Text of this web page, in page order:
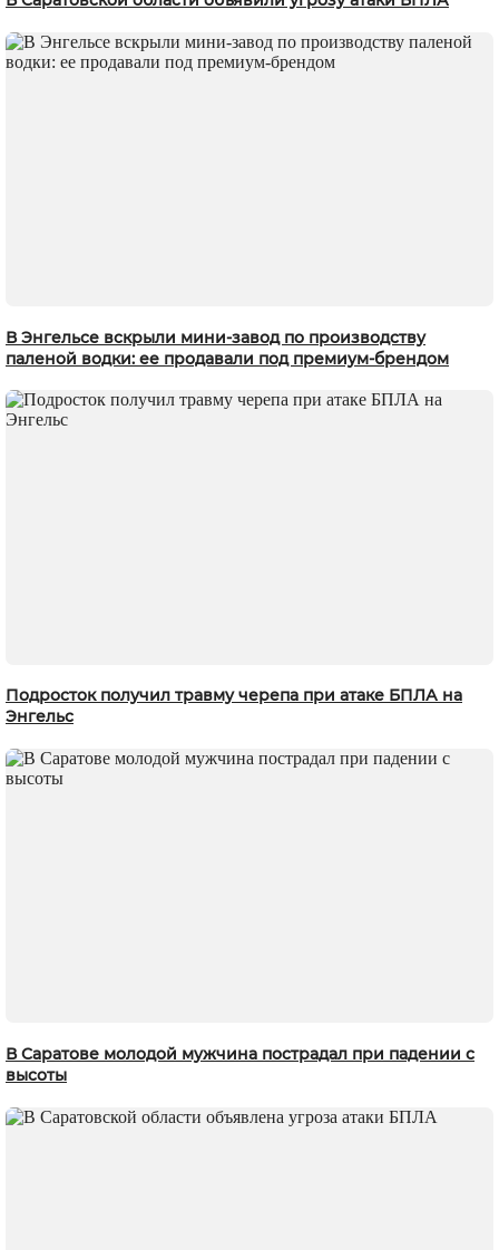
В Энгельсе вскрыли мини-завод по производству
паленой водки: ее продавали под премиум-брендом
Подросток получил травму черепа при атаке БПЛА на
Энгельс
В Саратове молодой мужчина пострадал при падении с
высоты